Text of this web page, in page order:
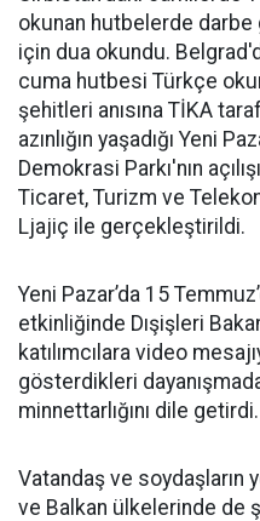
okunan hutbelerde darbe
için dua okundu.
cuma hutbesi Türkçe
şehitleri anısına TİKA
azınlığın yaşadığı Yeni
Demokrasi Parkı'nın
Ticaret, Turizm ve
Ljajiç ile gerçekleştirildi.
Yeni Pazar’da 15
etkinliğinde Dışişleri
katılımcılara video
gösterdikleri
minnettarlığını dile getirdi.
Vatandaş ve soydaşların
ve Balkan ülkelerinde de